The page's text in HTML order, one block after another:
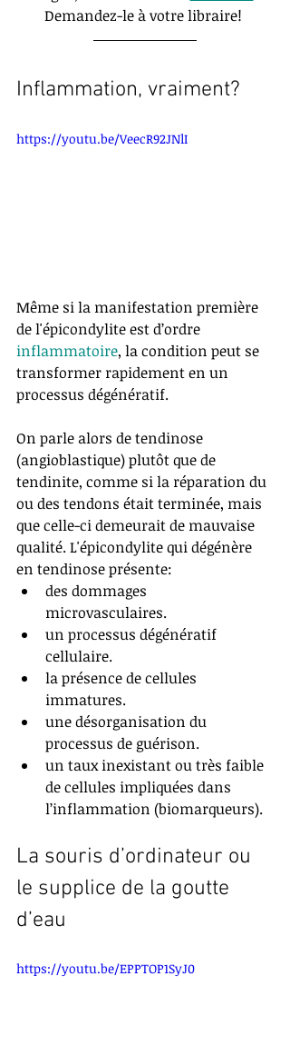
Demandez-le à votre libraire!
Inflammation, vraiment?
https://youtu.be/VeecR92JNlI
Même si la manifestation première
de l'épicondylite est d’ordre
inflammatoire, la condition peut se
transformer rapidement en un
processus dégénératif.
On parle alors de tendinose
(angioblastique) plutôt que de
tendinite, comme si la réparation du
ou des tendons était terminée, mais
que celle-ci demeurait de mauvaise
qualité. L'épicondylite qui dégénère
en tendinose présente:
des dommages
microvasculaires.
un processus dégénératif
cellulaire.
la présence de cellules
immatures.
une désorganisation du
processus de guérison.
un taux inexistant ou très faible
de cellules impliquées dans
l’inflammation (biomarqueurs).
La souris d’ordinateur ou
le supplice de la goutte
d’eau
https://youtu.be/EPPTOP1SyJ0